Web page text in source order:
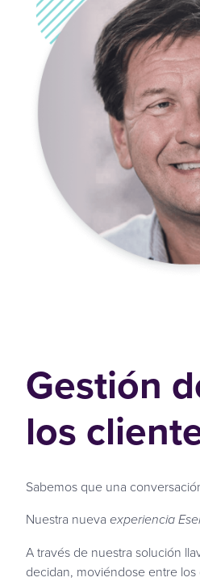
Gestión
los
Sabemos que una
Nuestra nueva experiencia
A través de nuestra solución
decidan, moviéndose entre